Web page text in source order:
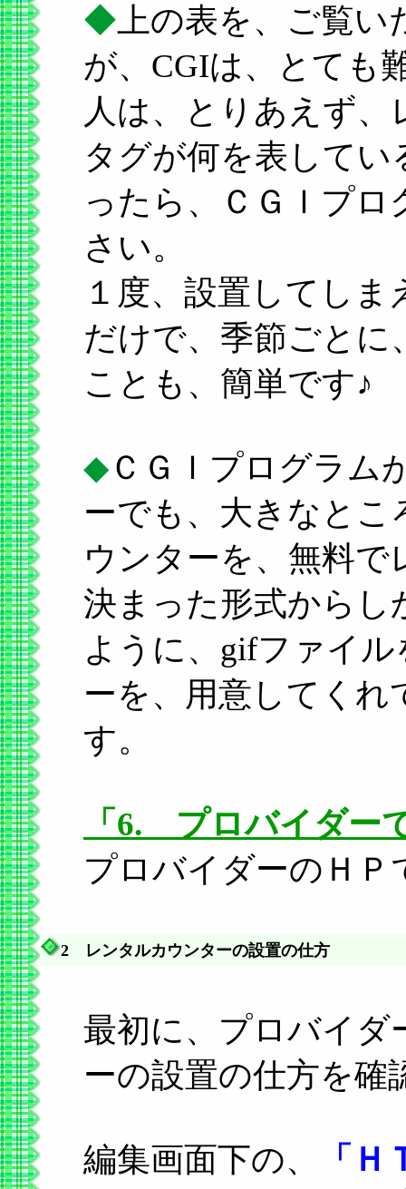
◆ 上の表を、ご覧
が、CGIは、とても
人は、とりあえず
タグが何を表して
ったら、ＣＧＩプ
さい。
１度、設置してし
だけで、季節ごとに
ことも、簡単です♪
◆ＣＧＩプログラム
ーでも、大きなと
ウンターを、無料
決まった形式からし
ように、gifファイ
ーを、用意してく
す。
「6. プロバイダー
プロバイダーのＨ
2 レンタルカウンターの設置の仕方
最初に、プロバイダ
ーの設置の仕方を確
編集画面下の、
「